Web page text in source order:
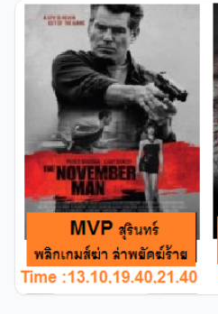
121 0 27
admin
เช็ครอบหนัง mvp สุรินทร์